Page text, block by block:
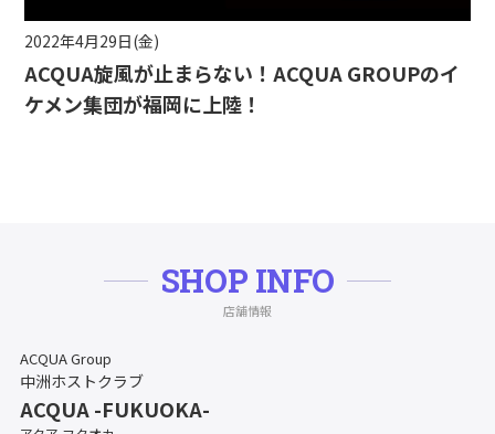
2022年4月29日(金)
ACQUA旋風が止まらない！ACQUA GROUPのイ
ケメン集団が福岡に上陸！
SHOP INFO
店舗情報
ACQUA Group
中洲ホストクラブ
ACQUA -FUKUOKA-